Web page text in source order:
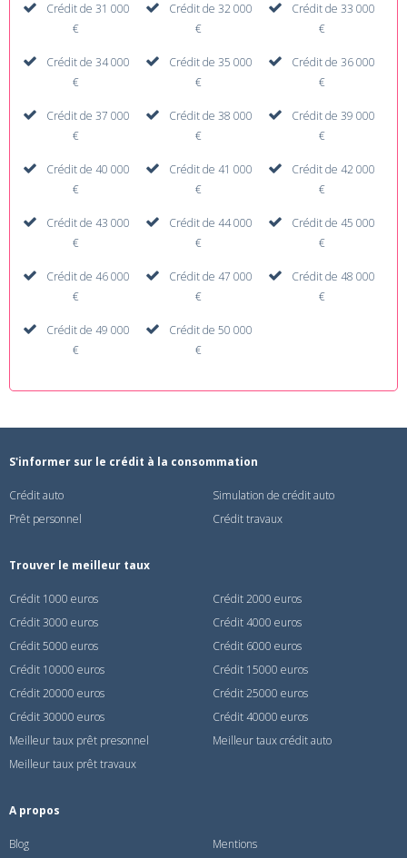
Crédit de 31 000
€
Crédit de 32 000
€
Crédit de 33 000
€
Crédit de 34 000
€
Crédit de 35 000
€
Crédit de 36 000
€
Crédit de 37 000
€
Crédit de 38 000
€
Crédit de 39 000
€
Crédit de 40 000
€
Crédit de 41 000
€
Crédit de 42 000
€
Crédit de 43 000
€
Crédit de 44 000
€
Crédit de 45 000
€
Crédit de 46 000
€
Crédit de 47 000
€
Crédit de 48 000
€
Crédit de 49 000
€
Crédit de 50 000
€
S'informer sur le crédit à la consommation
Crédit auto
Simulation de crédit auto
Prêt personnel
Crédit travaux
Trouver le meilleur taux
Crédit 1000 euros
Crédit 2000 euros
Crédit 3000 euros
Crédit 4000 euros
Crédit 5000 euros
Crédit 6000 euros
Crédit 10000 euros
Crédit 15000 euros
Crédit 20000 euros
Crédit 25000 euros
Crédit 30000 euros
Crédit 40000 euros
Meilleur taux prêt presonnel
Meilleur taux crédit auto
Meilleur taux prêt travaux
A propos
Blog Mentions